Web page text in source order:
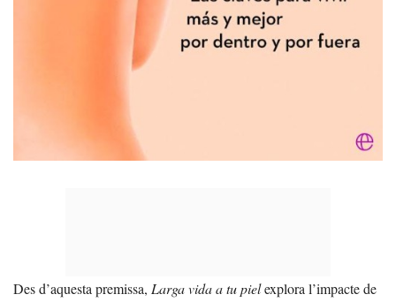
Des d’aquesta premissa, Larga vida a tu pielexplora l’impacte de